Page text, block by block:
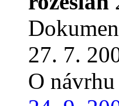
27. 7.
O návrhu